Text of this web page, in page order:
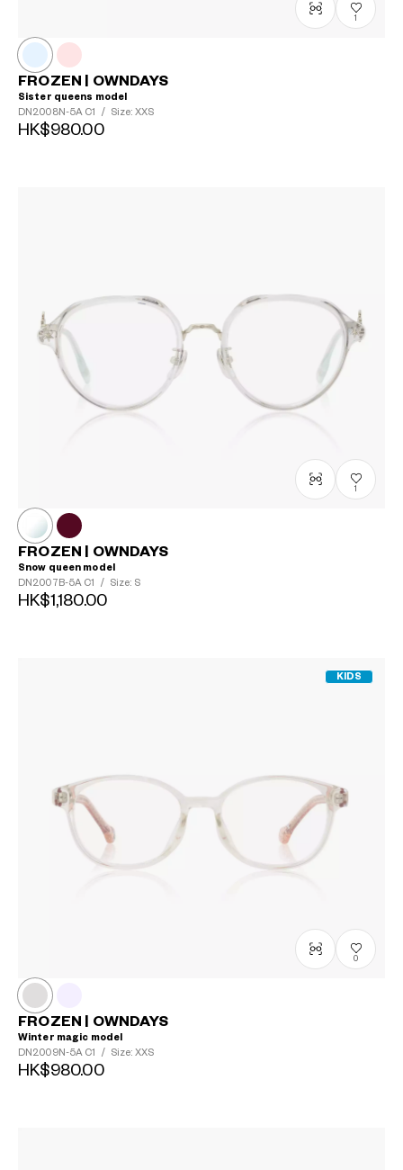
1
FROZEN | OWNDAYS
Sister queens model
DN2008N-5A C1 / Size: XXS
HK$980.00
1
FROZEN | OWNDAYS
Snow queen model
DN2007B-5A C1 / Size: S
HK$1,180.00
KIDS
0
FROZEN | OWNDAYS
Winter magic model
DN2009N-5A C1 / Size: XXS
HK$980.00